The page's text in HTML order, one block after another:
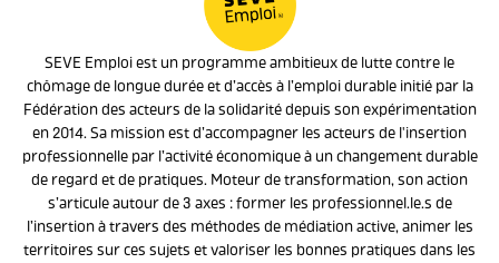
SEVE Emploi est un programme ambitieux de lutte contre le
chômage de longue durée et d’accès à l’emploi durable initié par la
Fédération des acteurs de la solidarité depuis son expérimentation
en 2014. Sa mission est d’accompagner les acteurs de l'insertion
professionnelle par l’activité économique à un changement durable
de regard et de pratiques. Moteur de transformation, son action
s’articule autour de 3 axes : former les professionnel.le.s de
l’insertion à travers des méthodes de médiation active, animer les
territoires sur ces sujets et valoriser les bonnes pratiques dans les